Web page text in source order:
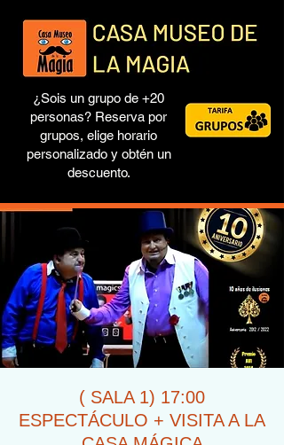
¿Sois un grupo de +20
personas? Reserva por
grupos, elige horario
personalizado y obtén un
descuento.
( SALA 1) 17:00
ESPECTÁCULO + VISITA A LA